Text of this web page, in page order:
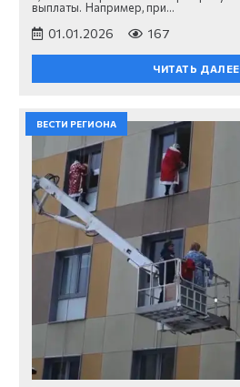
выплаты. Например, при…
01.01.2026 167
ЧИТАТЬ ДАЛЕЕ
ВЕСТИ РЕГИОНА